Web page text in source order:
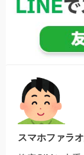
スマホファラ